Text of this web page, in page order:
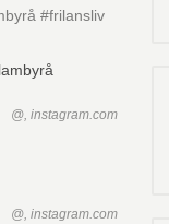
#frilansliv
@, instagram.com
@, instagram.com